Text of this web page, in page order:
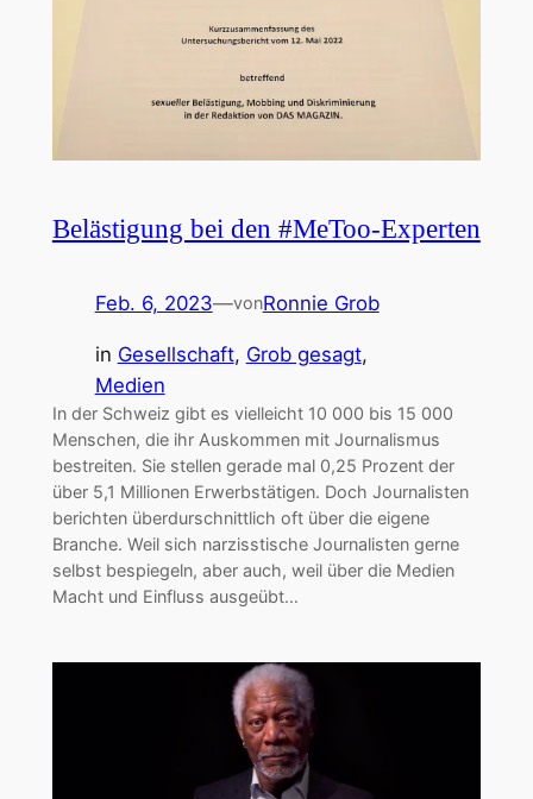
Belästigung bei den #MeToo-Experten
Feb. 6, 2023—vonRonnie Grob
in Gesellschaft, Grob gesagt
Medien
In der Schweiz gibt es vielleicht 10 000 bis 15 000
Menschen, die ihr Auskommen mit Journalismus
bestreiten. Sie stellen gerade mal 0,25 Prozent der
über 5,1 Millionen Erwerbstätigen. Doch Journalisten
berichten überdurschnittlich oft über die eigene
Branche. Weil sich narzisstische Journalisten gerne
selbst bespiegeln, aber auch, weil über die Medien
Macht und Einfluss ausgeübt…